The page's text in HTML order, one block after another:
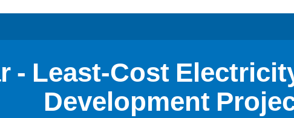
- Least-Cost
Development